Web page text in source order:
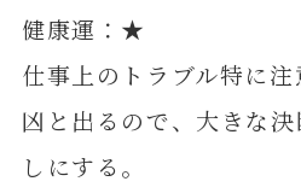
健康運：★
仕事上のトラブル特に
凶と出るので、大きな
しにする。